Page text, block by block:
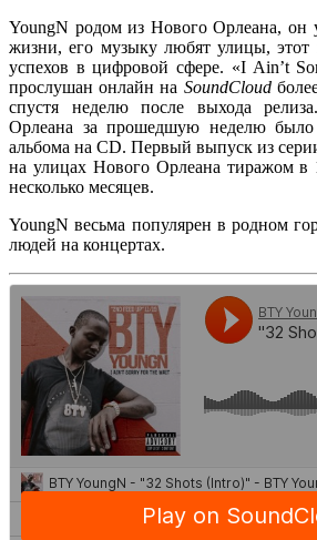
YoungN родом из Нового Орлеана, он
жизни, его музыку любят улицы, этот
успехов в цифровой сфере. «I Ain’t
прослушан онлайн на SoundCloud
спустя неделю после выхода
Орлеана за прошедшую неделю
альбома на CD. Первый выпуск из
на улицах Нового Орлеана тиражом в
несколько месяцев.
YoungN весьма популярен в родном
людей на концертах.